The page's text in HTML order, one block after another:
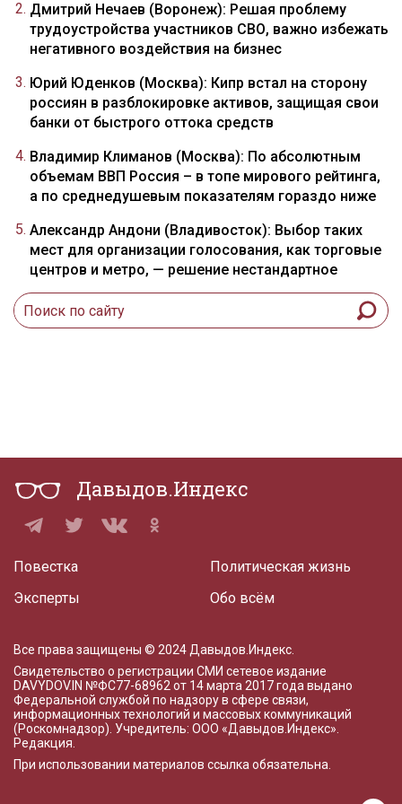
Дмитрий Нечаев (Воронеж): Решая проблему
трудоустройства участников СВО, важно избежать
негативного воздействия на бизнес
Юрий Юденков (Москва): Кипр встал на сторону
россиян в разблокировке активов, защищая свои
банки от быстрого оттока средств
Владимир Климанов (Москва): По абсолютным
объемам ВВП Россия – в топе мирового рейтинга,
а по среднедушевым показателям гораздо ниже
Александр Андони (Владивосток): Выбор таких
мест для организации голосования, как торговые
центров и метро, — решение нестандартное
Давыдов.Индекс
Повестка
Эксперты
Политическая жизнь
Обо всём
Все права защищены © 2024 Давыдов.Индекс.
Свидетельство о регистрации СМИ сетевое издание
DAVYDOV.IN №ФС77-68962 от 14 марта 2017 года выдано
Федеральной службой по надзору в сфере связи,
информационных технологий и массовых коммуникаций
(Роскомнадзор). Учредитель: ООО «Давыдов.Индекс».
Редакция
При использовании материалов ссылка обязательна.